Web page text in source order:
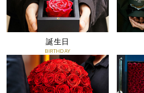
誕生日
BIRTHDAY